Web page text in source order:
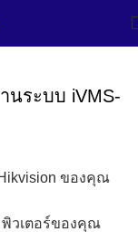
นระบบ iVMS-
ของคุณ
พิวเตอร์ของคุณ